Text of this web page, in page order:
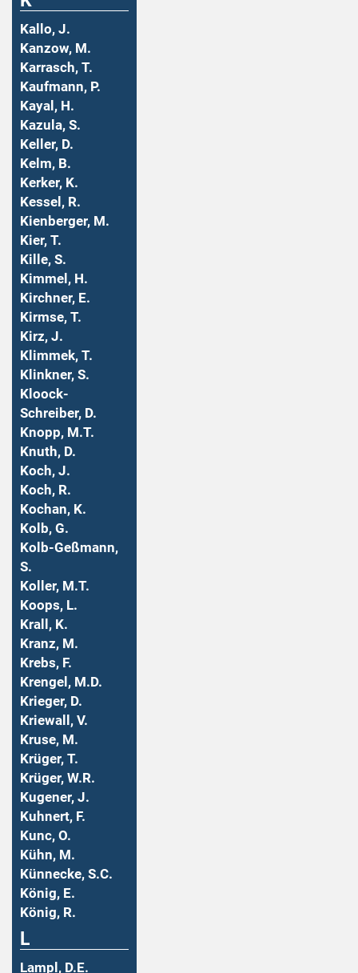
Kallo, J.
Kanzow, M.
Karrasch, T.
Kaufmann, P.
Kayal, H.
Kazula, S.
Keller, D.
Kelm, B.
Kerker, K.
Kessel, R.
Kienberger, M.
Kier, T.
Kille, S.
Kimmel, H.
Kirchner, E.
Kirmse, T.
Kirz, J.
Klimmek, T.
Klinkner, S.
Kloock-
Schreiber, D.
Knopp, M.T.
Knuth, D.
Koch, J.
Koch, R.
Kochan, K.
Kolb, G.
Kolb-Geßmann,
S.
Koller, M.T.
Koops, L.
Krall, K.
Kranz, M.
Krebs, F.
Krengel, M.D.
Krieger, D.
Kriewall, V.
Kruse, M.
Krüger, T.
Krüger, W.R.
Kugener, J.
Kuhnert, F.
Kunc, O.
Kühn, M.
Künnecke, S.C.
König, E.
König, R.
L
Lampl, D.E.